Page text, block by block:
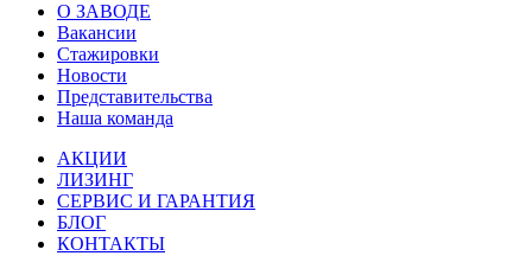
О ЗАВОДЕ
Вакансии
Стажировки
Новости
Представительства
Наша команда
АКЦИИ
ЛИЗИНГ
СЕРВИС И ГАРАНТИЯ
БЛОГ
КОНТАКТЫ